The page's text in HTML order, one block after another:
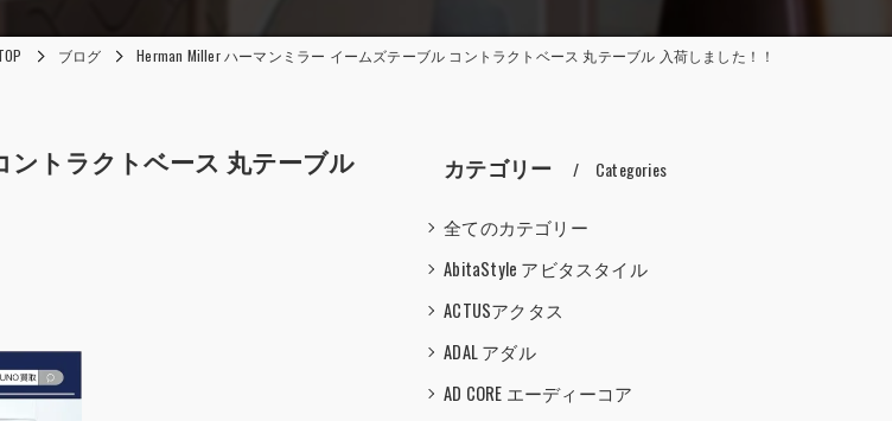
ブログ Herman Miller ハーマンミラー イームズテーブル コントラクトベース 丸テーブル 入荷しました！！
ントラクトベース 丸テーブル
カテゴリー Categories
全てのカテゴリー
AbitaStyle アビタスタイル
ACTUSアクタス
ADAL アダル
AD CORE エーディーコア